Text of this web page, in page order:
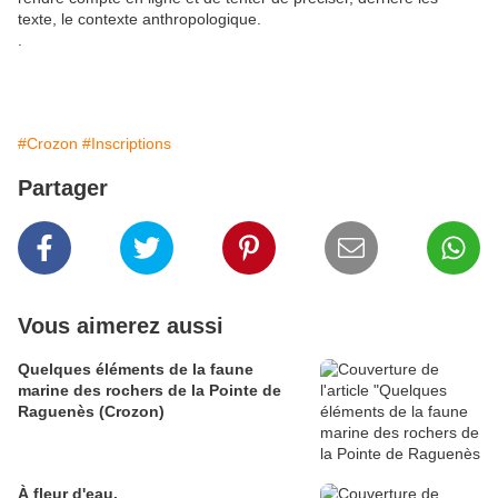
texte, le contexte anthropologique.
#Crozon #Inscriptions
Partager
Vous aimerez aussi
Quelques éléments de la faune
marine des rochers de la Pointe de
Raguenès (Crozon)
À fleur d'eau.